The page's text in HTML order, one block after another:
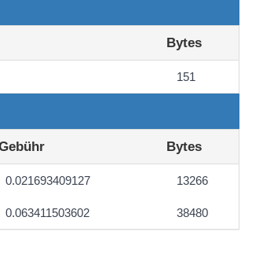
Bytes
151
Bytes
0.021693409127 13266
0.063411503602 38480